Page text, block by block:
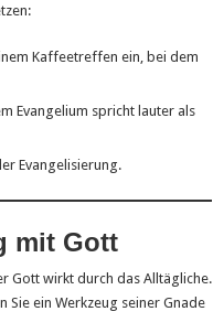
Kaffeetreffen ein, bei dem
Evangelium spricht lauter als
Evangelisierung.
mit Gott
Gott wirkt durch das Alltägliche.
ein Werkzeug seiner Gnade